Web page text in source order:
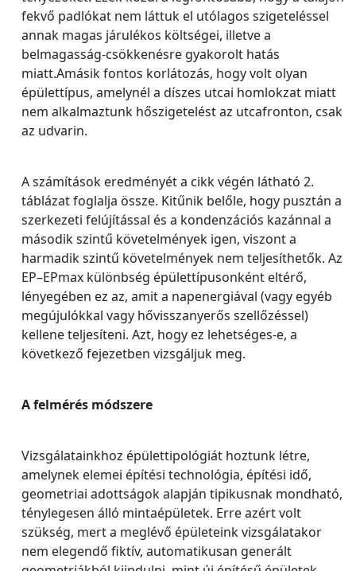
fekvő padlókat nem láttuk el utólagos szigeteléssel
annak magas járulékos költségei, illetve a
belmagasság-csökkenésre gyakorolt hatás
miatt.Amásik fontos korlátozás, hogy volt olyan
épülettípus, amelynél a díszes utcai homlokzat miatt
nem alkalmaztunk hőszigetelést az utcafronton, csak
az udvarin.
A számítások eredményét a cikk végén látható 2.
táblázat foglalja össze. Kitűnik belőle, hogy pusztán a
szerkezeti felújítással és a kondenzációs kazánnal a
második szintű követelmények igen, viszont a
harmadik szintű követelmények nem teljesíthetők. Az
EP–EPmax különbség épülettípusonként eltérő,
lényegében ez az, amit a napenergiával (vagy egyéb
megújulókkal vagy hővisszanyerős szellőzéssel)
kellene teljesíteni. Azt, hogy ez lehetséges-e, a
következő fejezetben vizsgáljuk meg.
A felmérés módszere
Vizsgálatainkhoz épülettipológiát hoztunk létre,
amelynek elemei építési technológia, építési idő,
geometriai adottságok alapján tipikusnak mondható,
ténylegesen álló mintaépületek. Erre azért volt
szükség, mert a meglévő épületeink vizsgálatakor
nem elegendő fiktív, automatikusan generált